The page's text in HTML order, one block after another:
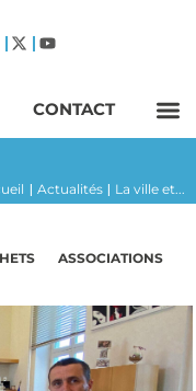
CONTACT
| Actualités | La ville et...
ASSOCIATIONS